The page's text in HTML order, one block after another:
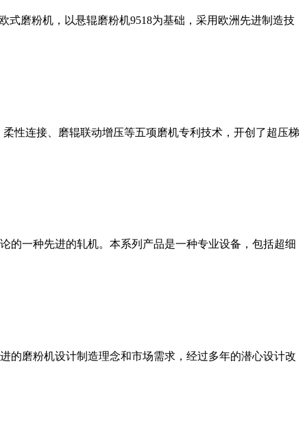
磨粉机，以悬辊磨粉机9518为基础，采用欧洲先进制造技
性连接、磨辊联动增压等五项磨机专利技术，开创了超压梯
的一种先进的轧机。本系列产品是一种专业设备，包括超细
的磨粉机设计制造理念和市场需求，经过多年的潜心设计改